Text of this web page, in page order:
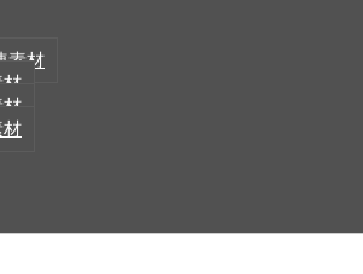
素材
材
材
材